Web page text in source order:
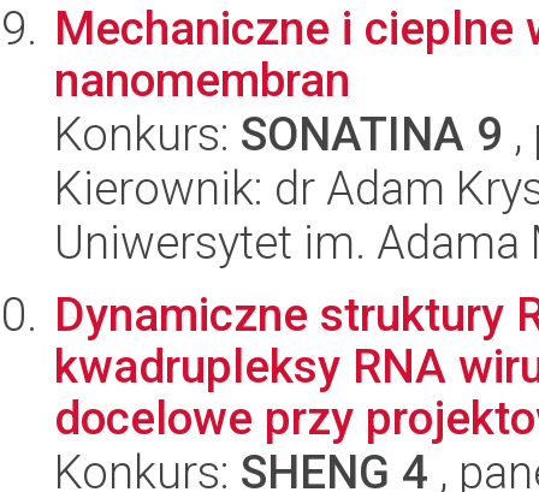
Mechaniczne i cieplne
nanomembran
Konkurs: SONATINA 9
Kierownik: dr Adam
Uniwersytet im.
Dynamiczne struktury
kwadrupleksy RNA
docelowe przy
Konkurs: SHENG 4 ,